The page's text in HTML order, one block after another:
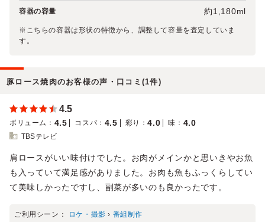
容器の容量 約1,180ml
※こちらの容器は形状の特徴から、調整して容量を査定していま
す。
豚ロース焼肉のお客様の声・口コミ(1件)
4.5
ボリューム ： 4.5 コスパ ： 4.5 彩り ：4.0 味 ： 4.0
TBSテレビ
肩ロースがいい味付けでした。お肉がメインかと思いきやお魚
も入っていて満足感がありました。お肉も魚もふっくらしてい
て美味しかったですし、副菜が多いのも良かったです。
ご利用シーン： ロケ・撮影 › 番組制作